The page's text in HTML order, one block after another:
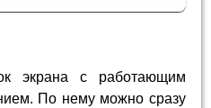
экрана с работающим
По нему можно сразу